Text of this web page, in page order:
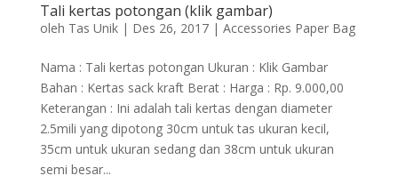
Tali kertas potongan (klik gambar)
oleh Tas Unik| Des 26, 2017| Accessories Paper Bag
Nama : Tali kertas potongan Ukuran : Klik Gambar
Bahan : Kertas sack kraft Berat : Harga : Rp. 9.000,00
Keterangan : Ini adalah tali kertas dengan diameter
2.5mili yang dipotong 30cm untuk tas ukuran kecil,
35cm untuk ukuran sedang dan 38cm untuk ukuran
semi besar...